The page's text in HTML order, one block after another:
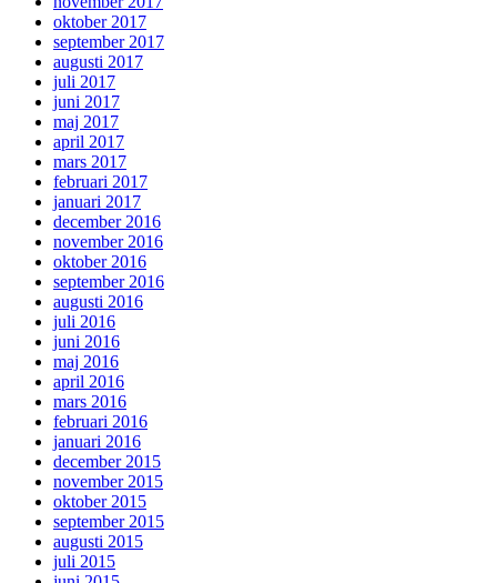
oktober 2017
september 2017
augusti 2017
juli 2017
juni 2017
maj 2017
april 2017
mars 2017
februari 2017
januari 2017
december 2016
november 2016
oktober 2016
september 2016
augusti 2016
juli 2016
juni 2016
maj 2016
april 2016
mars 2016
februari 2016
januari 2016
december 2015
november 2015
oktober 2015
september 2015
augusti 2015
juli 2015